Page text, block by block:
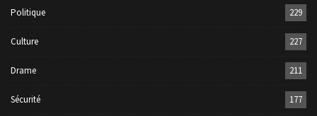
Politique 229
Culture 227
Drame 211
Sécurité 177